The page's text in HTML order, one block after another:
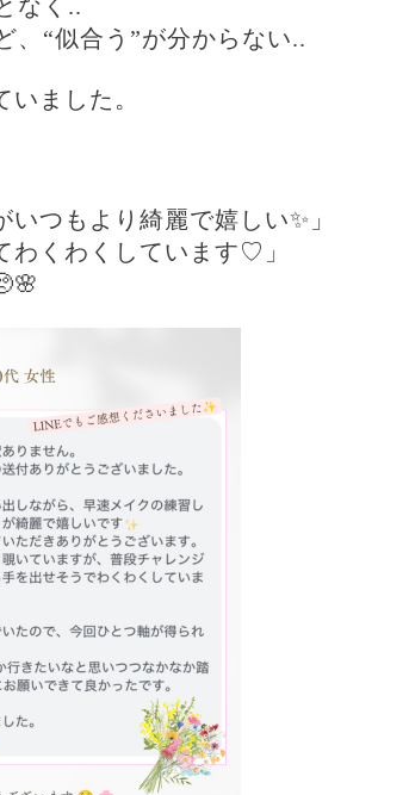
なく..
、“似合う”が分からない..
ました。
いつもより綺麗で嬉しい✨」
わくわくしています♡」